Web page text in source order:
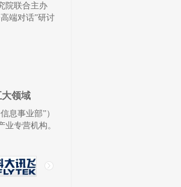
院联合主办
端对话”研讨
领域
息事业部”）
专营机构。